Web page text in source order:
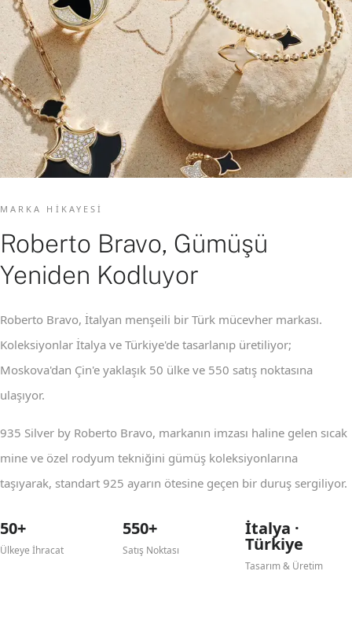
MARKA HIKAYESI
Roberto Bravo, Gümüşü
Yeniden Kodluyor
Roberto Bravo, İtalyan menşeili bir Türk mücevher markası.
Koleksiyonlar İtalya ve Türkiye'de tasarlanıp üretiliyor;
Moskova'dan Çin'e yaklaşık 50 ülke ve 550 satış noktasına
ulaşıyor.
935 Silver by Roberto Bravo, markanın imzası haline gelen sıcak
mine ve özel rodyum tekniğini gümüş koleksiyonlarına
taşıyarak, standart 925 ayarın ötesine geçen bir duruş sergiliyor.
50+
Ülkeye İhracat
550+
Satış Noktası
İtalya ·
Türkiye
Tasarım & Üretim